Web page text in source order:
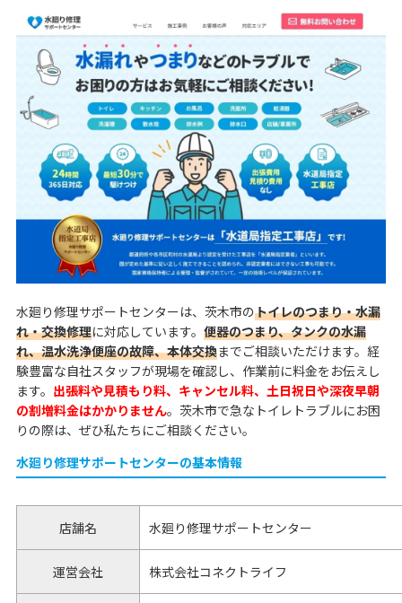
水廻り修理サポートセンターは、茨木市のトイレのつまり・水漏
れ・交換修理に対応しています。 便器のつまり、タンクの水漏
れ、温水洗浄便座の故障、本体交換までご相談いただけます。経
験豊富な自社スタッフが現場を確認し、作業前に料金をお伝えし
ます。 出張料や見積もり料、キャンセル料、土日祝日や深夜早朝
の割増料金はかかりません。茨木市で急なトイレトラブルにお困
りの際は、ぜひ私たちにご相談ください。
水廻り修理サポートセンターの基本情報
店舗名 水廻り修理サポートセンター
運営会社 株式会社コネクトライフ